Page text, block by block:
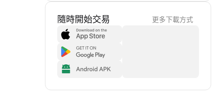
隨時開始交易 更多下載方式